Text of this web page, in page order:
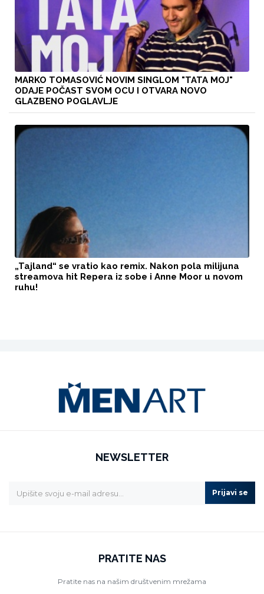
MARKO TOMASOVIĆ NOVIM SINGLOM "TATA MOJ"
ODAJE POČAST SVOM OCU I OTVARA NOVO
GLAZBENO POGLAVLJE
„Tajland“ se vratio kao remix. Nakon pola milijuna
streamova hit Repera iz sobe i Anne Moor u novom
ruhu!
NEWSLETTER
Prijavi se
PRATITE NAS
Pratite nas na našim društvenim mrežama